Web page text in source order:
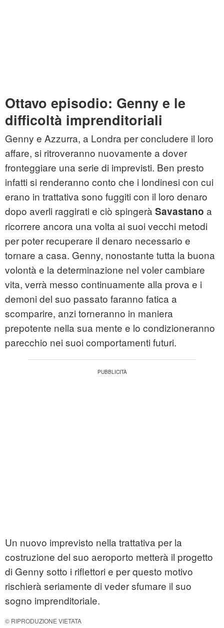
Ottavo episodio: Genny e le
difficoltà imprenditoriali
Genny e Azzurra, a Londra per concludere il loro
affare, si ritroveranno nuovamente a dover
fronteggiare una serie di imprevisti. Ben presto
infatti si renderanno conto che i londinesi con cui
erano in trattativa sono fuggiti con il loro denaro
dopo averli raggirati e ciò spingerà Savastano a
ricorrere ancora una volta ai suoi vecchi metodi
per poter recuperare il denaro necessario e
tornare a casa. Genny, nonostante tutta la buona
volontà e la determinazione nel voler cambiare
vita, verrà messo continuamente alla prova e i
demoni del suo passato faranno fatica a
scomparire, anzi torneranno in maniera
prepotente nella sua mente e lo condizioneranno
parecchio nei suoi comportamenti futuri.
Un nuovo imprevisto nella trattativa per la
costruzione del suo aeroporto metterà il progetto
di Genny sotto i riflettori e per questo motivo
rischierà seriamente di veder sfumare il suo
sogno imprenditoriale.
© RIPRODUZIONE VIETATA